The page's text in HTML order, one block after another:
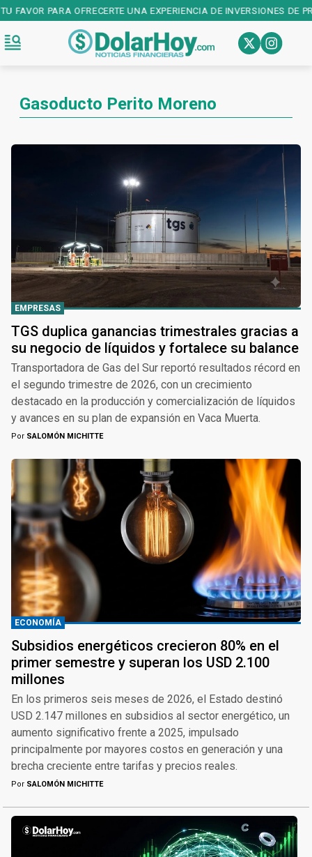
PARA OFRECERTE UNA EXPERIENCIA DE INVERSIONES DE
Gasoducto Perito Moreno
EMPRESAS
TGS duplica ganancias trimestrales gracias a
su negocio de líquidos y fortalece su balance
Transportadora de Gas del Sur reportó resultados récord en
el segundo trimestre de 2026, con un crecimiento
destacado en la producción y comercialización de líquidos
y avances en su plan de expansión en Vaca Muerta.
Por SALOMÓN MICHITTE
ECONOMÍA
Subsidios energéticos crecieron 80% en el
primer semestre y superan los USD 2.100
millones
En los primeros seis meses de 2026, el Estado destinó
USD 2.147 millones en subsidios al sector energético, un
aumento significativo frente a 2025, impulsado
principalmente por mayores costos en generación y una
brecha creciente entre tarifas y precios reales.
Por SALOMÓN MICHITTE